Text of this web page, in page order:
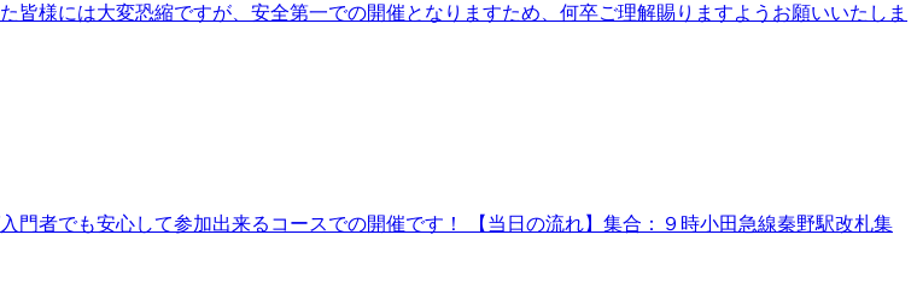
様には大変恐縮ですが、安全第一での開催となりますため、何卒ご理解賜りますようお願いいたしま
者でも安心して参加出来るコースでの開催です！ 【当日の流れ】集合：９時小田急線秦野駅改札集